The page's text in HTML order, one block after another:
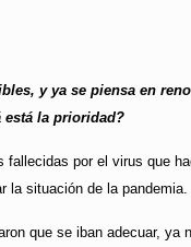
y ya se piensa en
está la prioridad?
por el virus que
la situación de la pandemia.
que se iban adecuar, ya